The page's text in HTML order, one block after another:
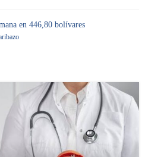
en 446,80 bolívares